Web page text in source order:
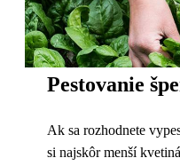
Pestovanie
Ak sa rozhodnete
si najskôr menší